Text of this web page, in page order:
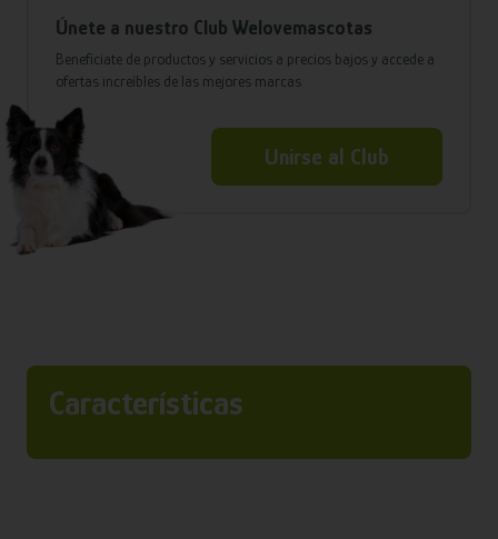
Únete a nuestro Club Welovemascotas
Benefíciate de productos y servicios a precios bajos y accede a
ofertas increíbles de las mejores marcas
Unirse al Club
Características